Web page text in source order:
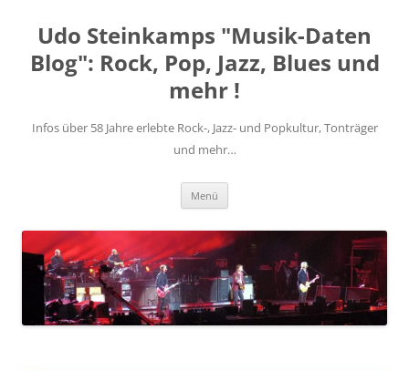
springen
Udo Steinkamps "Musik-Daten
Blog": Rock, Pop, Jazz, Blues und
mehr !
Infos über 58 Jahre erlebte Rock-, Jazz- und Popkultur, Tonträger
und mehr…
Menü